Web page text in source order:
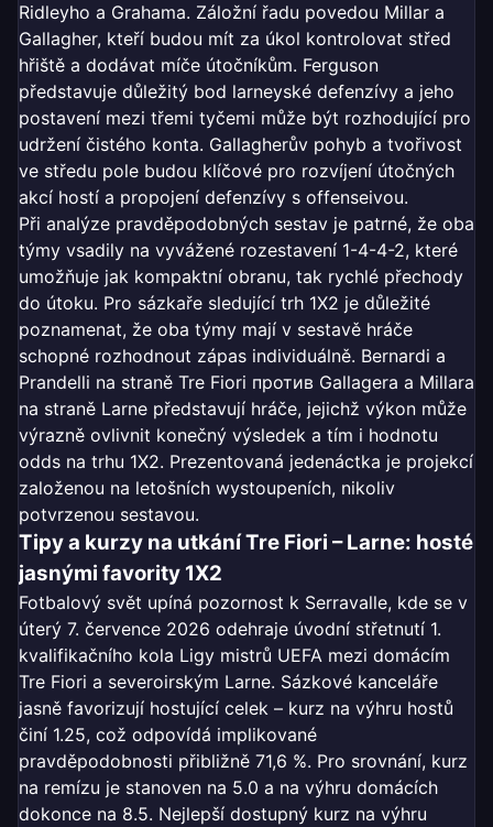
Ridleyho a Grahama. Záložní řadu povedou Millar a
Gallagher, kteří budou mít za úkol kontrolovat střed
hřiště a dodávat míče útočníkům. Ferguson
představuje důležitý bod larneyské defenzívy a jeho
postavení mezi třemi tyčemi může být rozhodující pro
udržení čistého konta. Gallagherův pohyb a tvořivost
ve středu pole budou klíčové pro rozvíjení útočných
akcí hostí a propojení defenzívy s offenseivou.
Při analýze pravděpodobných sestav je patrné, že oba
týmy vsadily na vyvážené rozestavení 1-4-4-2, které
umožňuje jak kompaktní obranu, tak rychlé přechody
do útoku. Pro sázkaře sledující trh 1X2 je důležité
poznamenat, že oba týmy mají v sestavě hráče
schopné rozhodnout zápas individuálně. Bernardi a
Prandelli na straně Tre Fiori против Gallagera a Millara
na straně Larne představují hráče, jejichž výkon může
výrazně ovlivnit konečný výsledek a tím i hodnotu
odds na trhu 1X2. Prezentovaná jedenáctka je projekcí
založenou na letošních wystoupeních, nikoliv
potvrzenou sestavou.
Tipy a kurzy na utkání Tre Fiori – Larne: hosté
jasnými favority 1X2
Fotbalový svět upíná pozornost k Serravalle, kde se v
úterý 7. července 2026 odehraje úvodní střetnutí 1.
kvalifikačního kola Ligy mistrů UEFA mezi domácím
Tre Fiori a severoirským Larne. Sázkové kanceláře
jasně favorizují hostující celek – kurz na výhru hostů
činí 1.25, což odpovídá implikované
pravděpodobnosti přibližně 71,6 %. Pro srovnání, kurz
na remízu je stanoven na 5.0 a na výhru domácích
dokonce na 8.5. Nejlepší dostupný kurz na výhru